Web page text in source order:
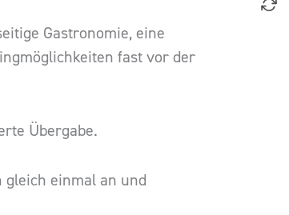
Gastronomie, eine
fast vor der
Übergabe.
einmal an und